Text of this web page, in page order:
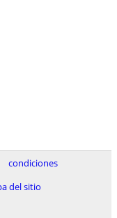
condiciones
del sitio